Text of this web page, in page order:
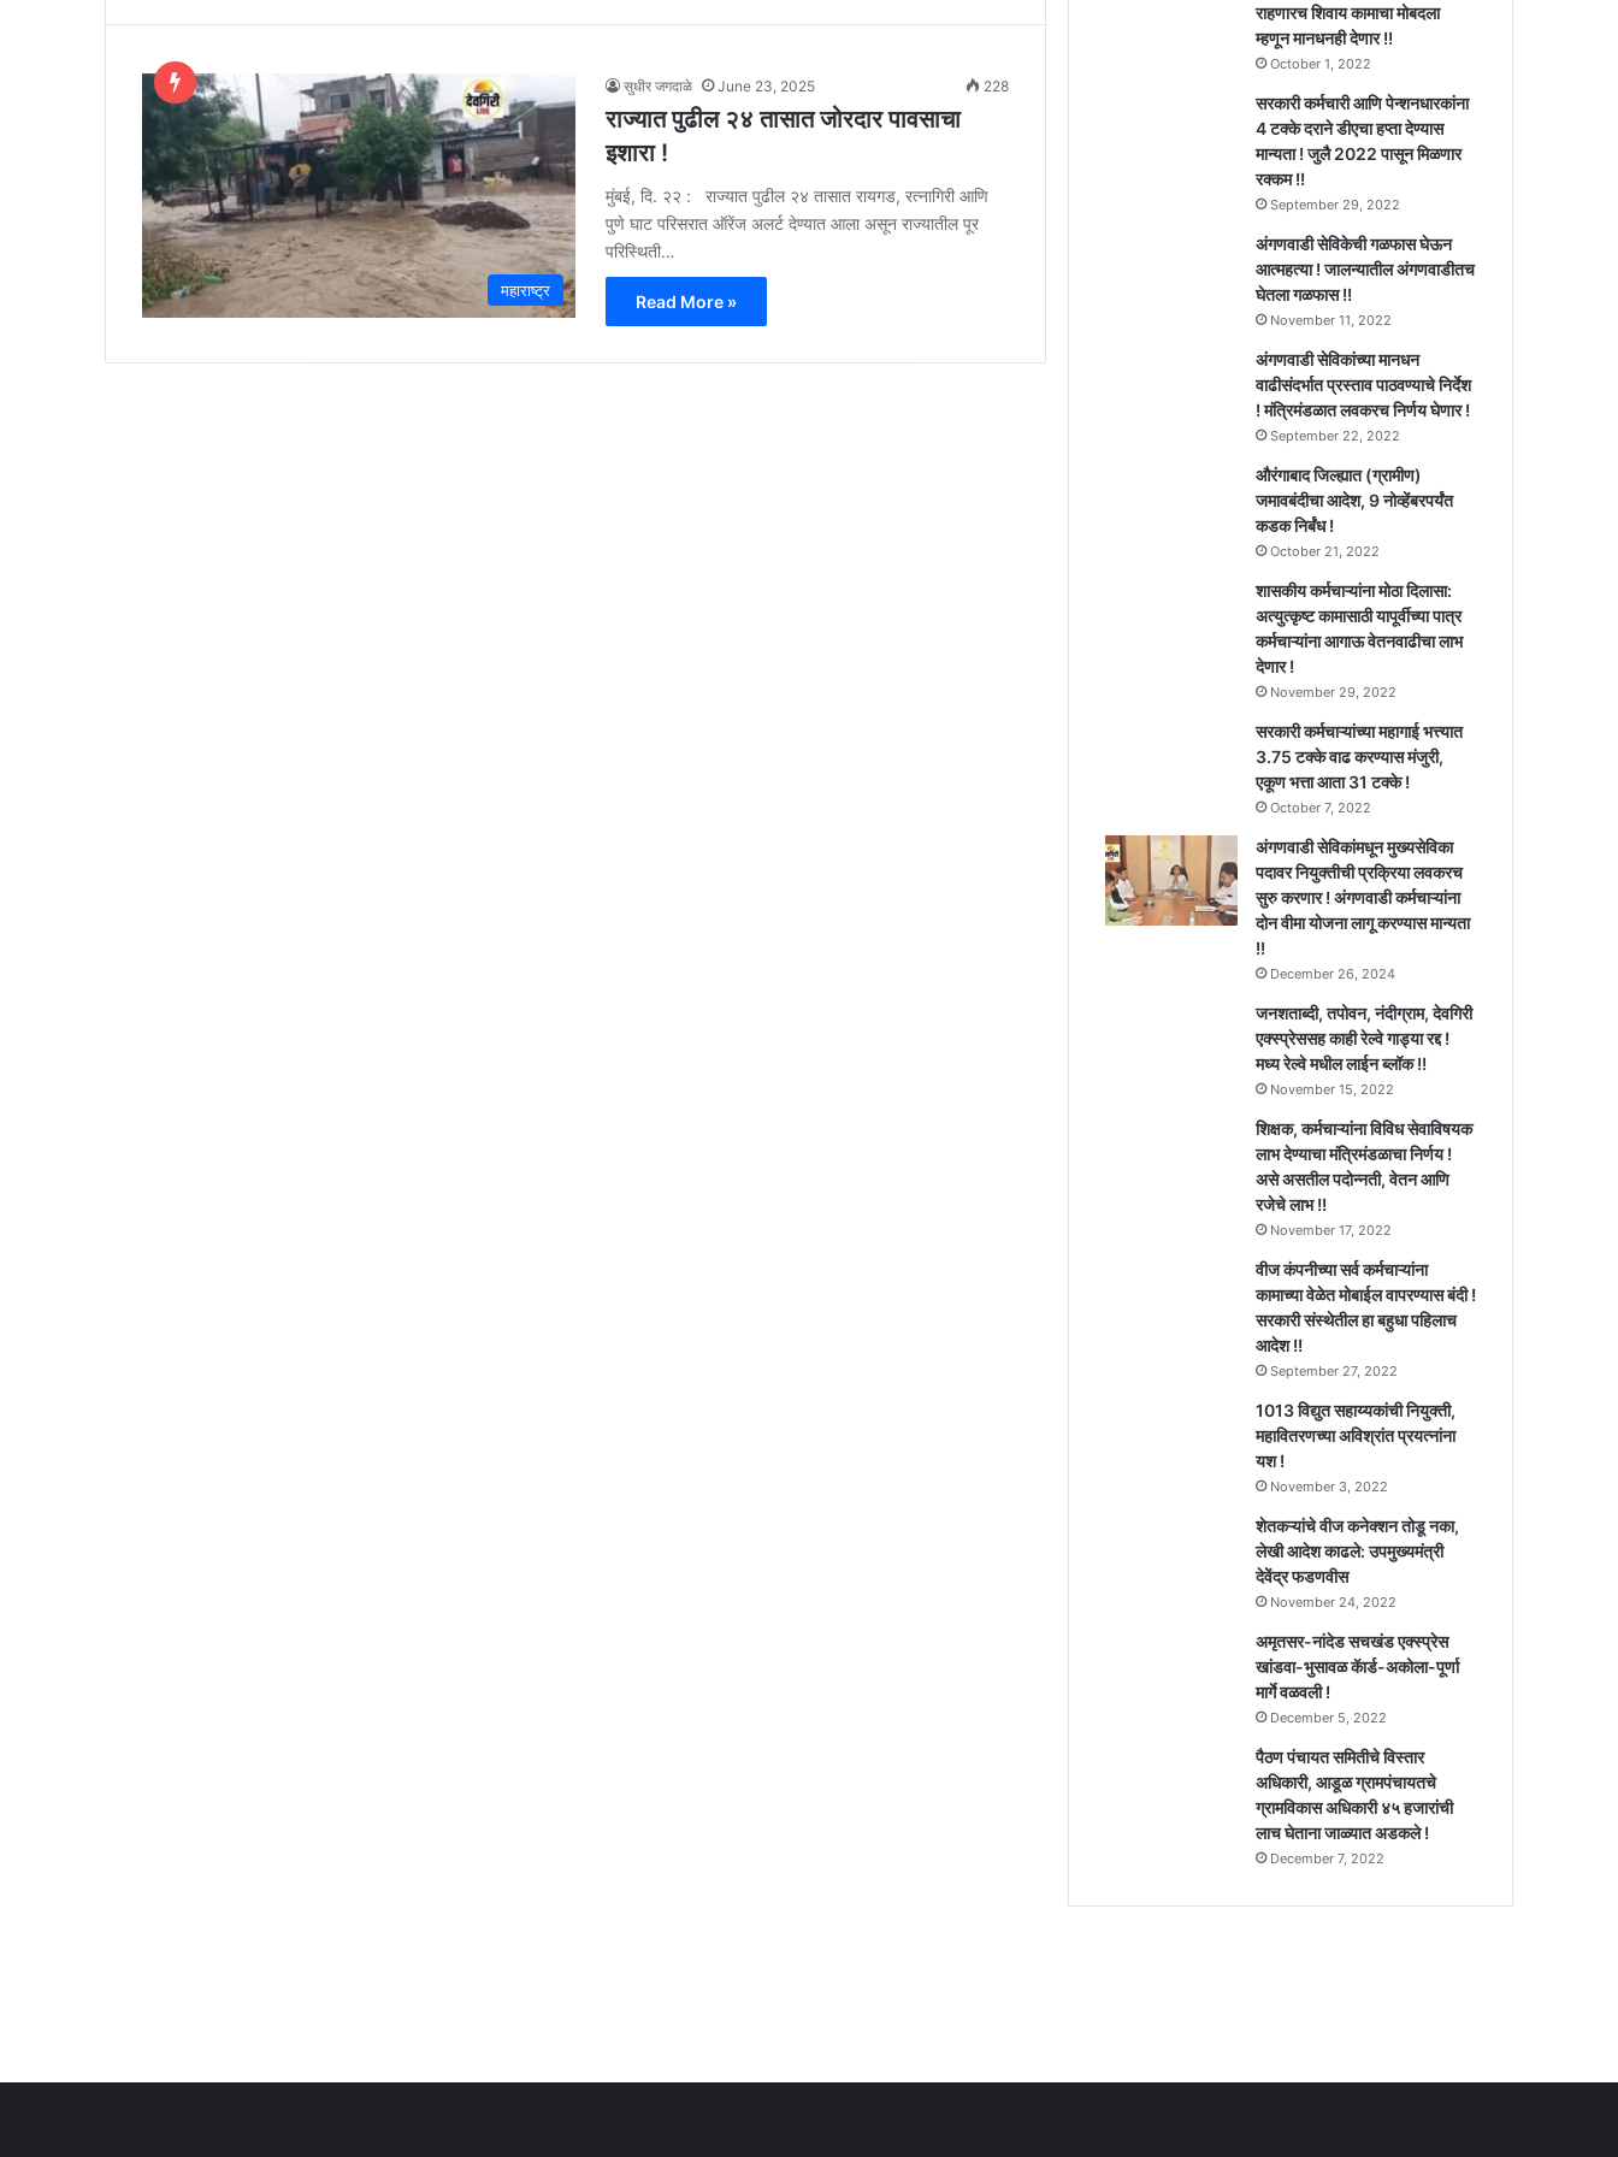
महाराष्ट्र
सुधीर जगदाळे June 23, 2025 228
राज्यात पुढील २४ तासात जोरदार पावसाचा
इशारा !
मुंबई, दि. २२ : राज्यात पुढील २४ तासात रायगड, रत्नागिरी आणि
पुणे घाट परिसरात ऑरेंज अलर्ट देण्यात आला असून राज्यातील पूर
परिस्थिती…
Read More »
राहणारच शिवाय कामाचा मोबदला
म्हणून मानधनही देणार !!
October 1, 2022
सरकारी कर्मचारी आणि पेन्शनधारकांना
4 टक्के दराने डीएचा हप्ता देण्यास
मान्यता ! जुलै 2022 पासून मिळणार
रक्कम !!
September 29, 2022
अंगणवाडी सेविकेची गळफास घेऊन
आत्महत्या ! जालन्यातील अंगणवाडीतच
घेतला गळफास !!
November 11, 2022
अंगणवाडी सेविकांच्या मानधन
वाढीसंदर्भात प्रस्ताव पाठवण्याचे निर्देश
! मंत्रिमंडळात लवकरच निर्णय घेणार !
September 22, 2022
औरंगाबाद जिल्ह्यात (ग्रामीण)
जमावबंदीचा आदेश, 9 नोव्हेंबरपर्यंत
कडक निर्बंध !
October 21, 2022
शासकीय कर्मचाऱ्यांना मोठा दिलासा:
अत्युत्कृष्ट कामासाठी यापूर्वीच्या पात्र
कर्मचाऱ्यांना आगाऊ वेतनवाढीचा लाभ
देणार !
November 29, 2022
सरकारी कर्मचाऱ्यांच्या महागाई भत्त्यात
3.75 टक्के वाढ करण्यास मंजुरी,
एकूण भत्ता आता 31 टक्के !
October 7, 2022
अंगणवाडी सेविकांमधून मुख्यसेविका
पदावर नियुक्तीची प्रक्रिया लवकरच
सुरु करणार ! अंगणवाडी कर्मचाऱ्यांना
दोन वीमा योजना लागू करण्यास मान्यता
!!
December 26, 2024
जनशताब्दी, तपोवन, नंदीग्राम, देवगिरी
एक्स्प्रेससह काही रेल्वे गाड्या रद्द !
मध्य रेल्वे मधील लाईन ब्लॉक !!
November 15, 2022
शिक्षक, कर्मचाऱ्यांना विविध सेवाविषयक
लाभ देण्याचा मंत्रिमंडळाचा निर्णय !
असे असतील पदोन्नती, वेतन आणि
रजेचे लाभ !!
November 17, 2022
वीज कंपनीच्या सर्व कर्मचाऱ्यांना
कामाच्या वेळेत मोबाईल वापरण्यास बंदी !
सरकारी संस्थेतील हा बहुधा पहिलाच
आदेश !!
September 27, 2022
1013 विद्युत सहाय्यकांची नियुक्ती,
महावितरणच्या अविश्रांत प्रयत्नांना
यश !
November 3, 2022
शेतकऱ्यांचे वीज कनेक्शन तोडू नका,
लेखी आदेश काढले: उपमुख्यमंत्री
देवेंद्र फडणवीस
November 24, 2022
अमृतसर-नांदेड सचखंड एक्स्प्रेस
खांडवा-भुसावळ कॅार्ड-अकोला-पूर्णा
मार्गे वळवली !
December 5, 2022
पैठण पंचायत समितीचे विस्तार
अधिकारी, आडूळ ग्रामपंचायतचे
ग्रामविकास अधिकारी ४५ हजारांची
लाच घेताना जाळ्यात अडकले !
December 7, 2022